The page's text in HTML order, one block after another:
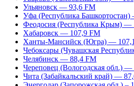
Ульяновск — 93,6 FM
Уфа (Республика
Феодосия (Республика Крым) —
Хабаровск — 107,9 FM
Ханты-Мансийск (Югра) —
Чебоксары (Чувашская
Челябинск — 88,4 FM
Череповец (Вологодская обл.) —
Чита (Забайкальский край) —